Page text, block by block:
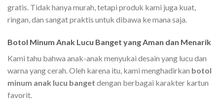
gratis. Tidak hanya murah, tetapi produk kami juga kuat,
ringan, dan sangat praktis untuk dibawa ke mana saja.
Botol Minum Anak Lucu Banget yang Aman dan Menarik
Kami tahu bahwa anak-anak menyukai desain yang lucu dan
warna yang cerah. Oleh karena itu, kami menghadirkan botol
minum anak lucu banget dengan berbagai karakter kartun
favorit.